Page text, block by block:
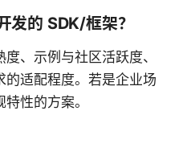
发的 SDK/框架？
、示例与社区活跃度、
的适配程度。若是企业场
性的方案。